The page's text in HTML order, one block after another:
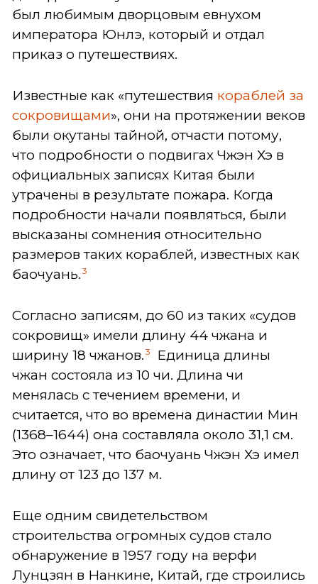
был любимым дворцовым евнухом
императора Юнлэ, который и отдал
приказ о путешествиях.
Известные как «путешествия кораблей за
сокровищами», они на протяжении веков
были окутаны тайной, отчасти потому,
что подробности о подвигах Чжэн Хэ в
официальных записях Китая были
утрачены в результате пожара. Когда
подробности начали появляться, были
высказаны сомнения относительно
размеров таких кораблей, известных как
баочуань. 3
Согласно записям, до 60 из таких «судов
сокровищ» имели длину 44 чжана и
ширину 18 чжанов. 3
Единица длины
чжан состояла из 10 чи. Длина чи
менялась с течением времени, и
считается, что во времена династии Мин
(1368–1644) она составляла около 31,1 см.
Это означает, что баочуань Чжэн Хэ имел
длину от 123 до 137 м.
Еще одним свидетельством
строительства огромных судов стало
обнаружение в 1957 году на верфи
Лунцзян в Нанкине, Китай, где строились